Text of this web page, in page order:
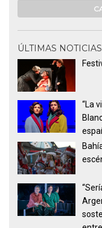
ÚLTIMAS NOTICIAS
“La